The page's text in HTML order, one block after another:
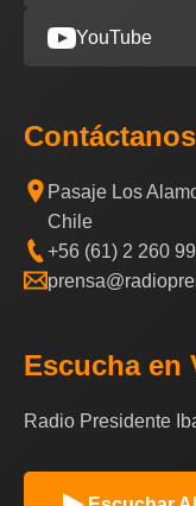
YouTube
Contáctanos
Pasaje Los
Chile
+56 (61) 2 260
Escucha en
Radio Presidente